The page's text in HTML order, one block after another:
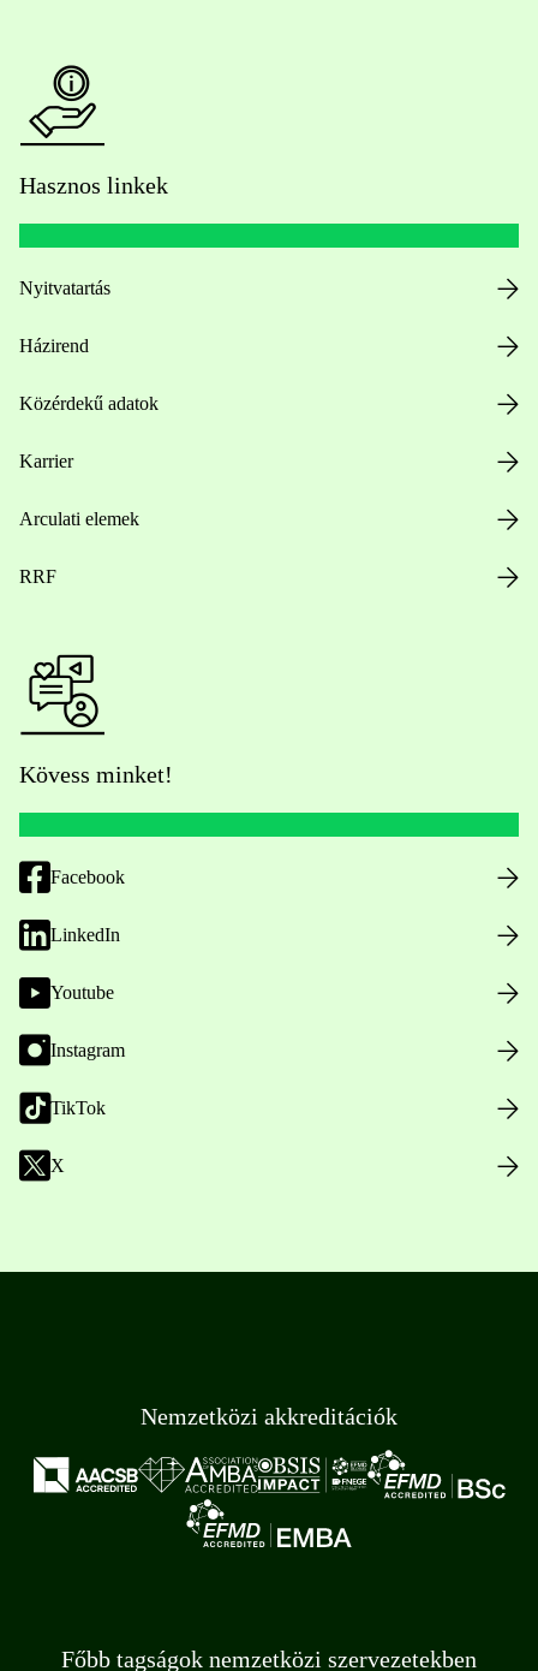
Hasznos linkek
Nyitvatartás
Házirend
Közérdekű adatok
Karrier
Arculati elemek
RRF
Kövess minket!
Facebook
LinkedIn
Youtube
Instagram
TikTok
X
Nemzetközi akkreditációk
Főbb tagságok nemzetközi szervezetekben